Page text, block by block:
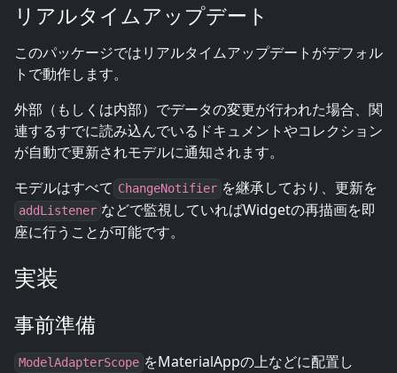
リアルタイムアップデート
このパッケージではリアルタイムアップデートがデフォル
トで動作します。
外部（もしくは内部）でデータの変更が行われた場合、関
連するすでに読み込んでいるドキュメントやコレクション
が自動で更新されモデルに通知されます。
モデルはすべて ChangeNotifier を継承しており、更新を
addListener などで監視していればWidgetの再描画を即
座に行うことが可能です。
実装
事前準備
ModelAdapterScope をMaterialAppの上などに配置し